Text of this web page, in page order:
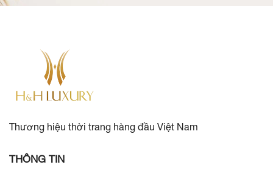
Thương hiệu thời trang hàng đầu Việt Nam
THÔNG TIN